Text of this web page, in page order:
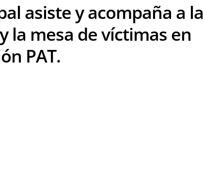
asiste y acompaña a la
la mesa de víctimas en
PAT.